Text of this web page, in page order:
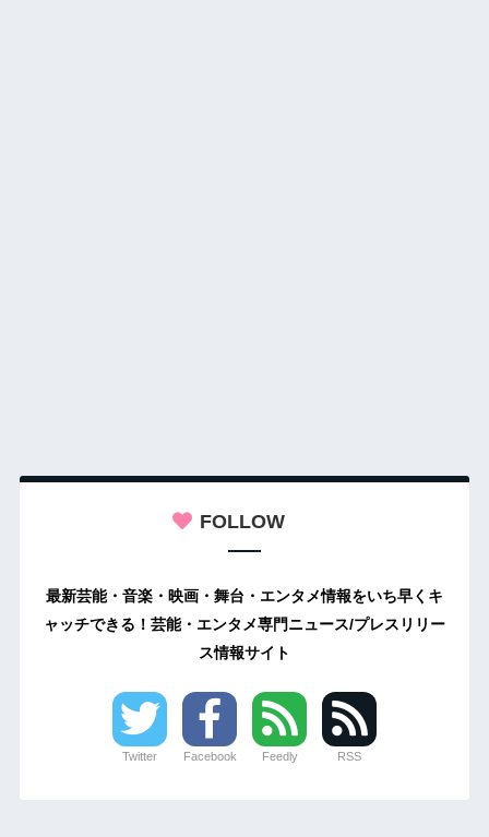
FOLLOW
最新芸能・音楽・映画・舞台・エンタメ情報をいち早くキ
ャッチできる！芸能・エンタメ専門ニュース/プレスリリー
ス情報サイト
Twitter Facebook Feedly RSS